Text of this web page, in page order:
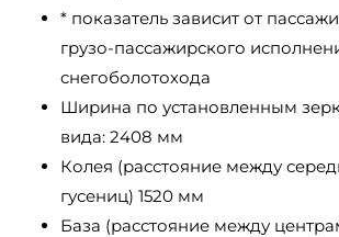
* показатель зависит от
грузо-пассажирского
снегоболотохода
Ширина по установленным
вида: 2408 мм
Колея (расстояние между
гусениц) 1520 мм
База (расстояние между